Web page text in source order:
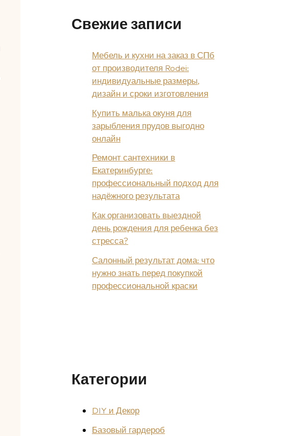
Свежие записи
Мебель и кухни на заказ в СПб
от производителя Rodei:
индивидуальные размеры,
дизайн и сроки изготовления
Купить малька окуня для
зарыбления прудов выгодно
онлайн
Ремонт сантехники в
Екатеринбурге:
профессиональный подход для
надёжного результата
Как организовать выездной
день рождения для ребенка без
стресса?
Салонный результат дома: что
нужно знать перед покупкой
профессиональной краски
Категории
DIY и Декор
Базовый гардероб